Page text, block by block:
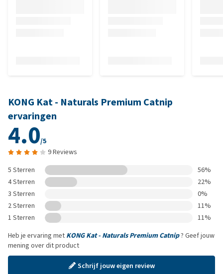
KONG Kat - Naturals Premium Catnip
ervaringen
4.0/5
9 Reviews
5 Sterren
56%
4 Sterren
22%
3 Sterren
0%
2 Sterren
11%
1 Sterren
11%
Heb je ervaring met KONG Kat - Naturals Premium Catnip? Geef jouw
mening over dit product
Schrijf jouw eigen review